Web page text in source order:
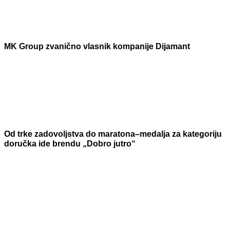
MK Group zvanično vlasnik kompanije Dijamant
Od trke zadovoljstva do maratona–medalja za kategoriju
doručka ide brendu „Dobro jutro“